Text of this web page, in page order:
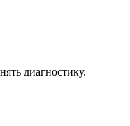
диагностику.